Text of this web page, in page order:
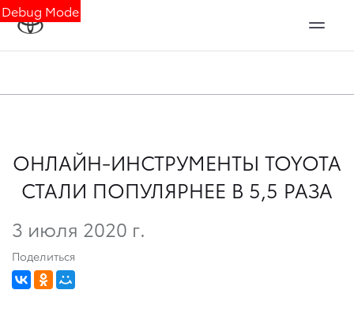
Debug Mode
ОНЛАЙН-ИНСТРУМЕНТЫ TOYOTA
СТАЛИ ПОПУЛЯРНЕЕ В 5,5 РАЗА
3 июля 2020 г.
Поделиться